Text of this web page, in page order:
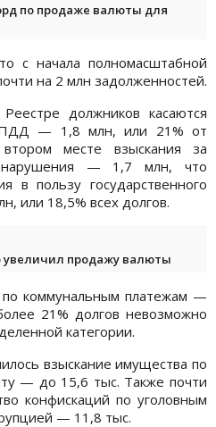
по продаже валюты для
с начала полномасштабной
на 2 млн задолженностей.
должников касаются
— 1,8 млн, или 21% от
месте взыскания за
— 1,7 млн, что
в пользу государственного
или 18,5% всех долгов.
увеличил продажу валюты
по коммунальным платежам —
21% долгов невозможно
категории.
взыскание имущества по
— до 15,6 тыс. Также почти
конфискаций по уголовным
— 11,8 тыс.